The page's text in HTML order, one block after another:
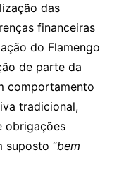
das
financeiras
do Flamengo
de parte da
comportamento
tradicional,
obrigações
suposto “bem